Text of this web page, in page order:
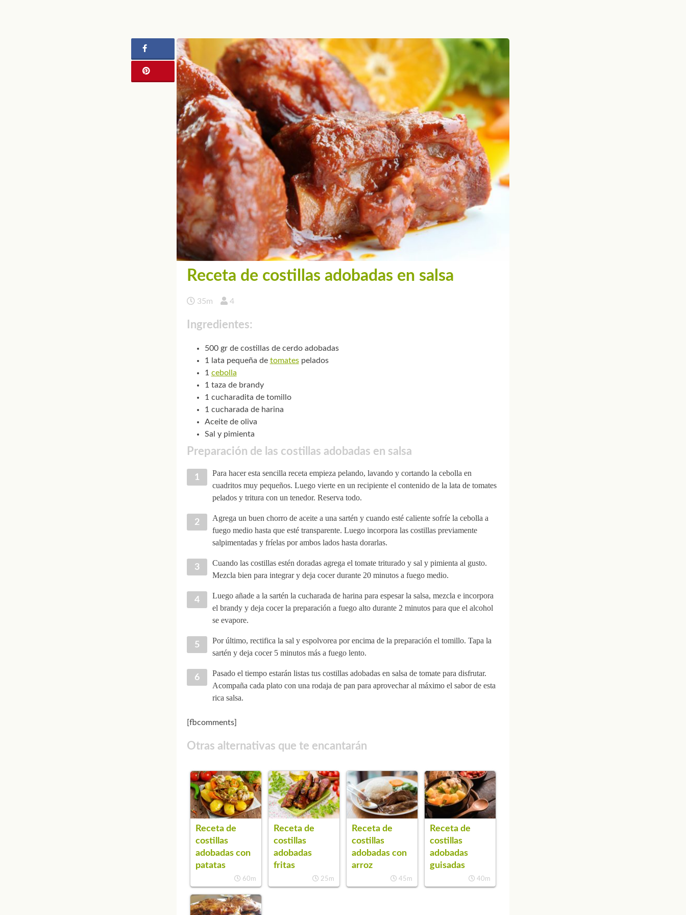
Receta de costillas adobadas en salsa
35m 4
Ingredientes:
500 gr de costillas de cerdo adobadas
1 lata pequeña de tomatespelados
1 cebolla
1 taza de brandy
1 cucharadita de tomillo
1 cucharada de harina
Aceite de oliva
Sal y pimienta
Preparación de las costillas adobadas en salsa
Para hacer esta sencilla receta empieza pelando, lavando y cortando la cebolla en
cuadritos muy pequeños. Luego vierte en un recipiente el contenido de la lata de tomates
pelados y tritura con un tenedor. Reserva todo.
Agrega un buen chorro de aceite a una sartén y cuando esté caliente sofríe la cebolla a
fuego medio hasta que esté transparente. Luego incorpora las costillas previamente
salpimentadas y fríelas por ambos lados hasta dorarlas.
Cuando las costillas estén doradas agrega el tomate triturado y sal y pimienta al gusto.
Mezcla bien para integrar y deja cocer durante 20 minutos a fuego medio.
Luego añade a la sartén la cucharada de harina para espesar la salsa, mezcla e incorpora
el brandy y deja cocer la preparación a fuego alto durante 2 minutos para que el alcohol
se evapore.
Por último, rectifica la sal y espolvorea por encima de la preparación el tomillo. Tapa la
sartén y deja cocer 5 minutos más a fuego lento.
Pasado el tiempo estarán listas tus costillas adobadas en salsa de tomate para disfrutar.
Acompaña cada plato con una rodaja de pan para aprovechar al máximo el sabor de esta
rica salsa.
[fbcomments]
Otras alternativas que te encantarán
Receta de
costillas
adobadas con
patatas
60m
Receta de
costillas
adobadas
fritas
25m
Receta de
costillas
adobadas con
arroz
45m
Receta de
costillas
adobadas
guisadas
40m